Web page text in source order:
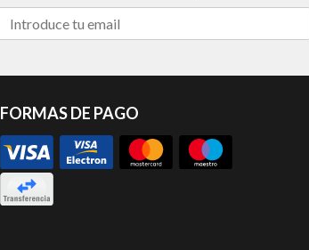
FORMAS DE PAGO